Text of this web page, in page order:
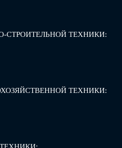
СТРОИТЕЛЬНОЙ ТЕХНИКИ:
ТЕХНИКИ: